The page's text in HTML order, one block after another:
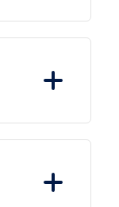
att